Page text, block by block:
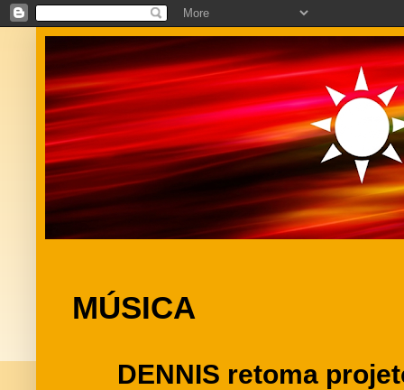
MÚSICA
DENNIS retoma